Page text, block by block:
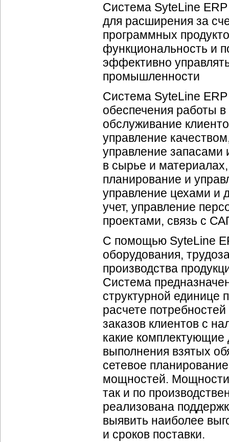
Система SyteLine ERP
для расширения за
программных
функциональность и
эффективно
промышленности
Система SyteLine
обеспечения работы
обслуживание
управление
управление запасами
в сырье и
планирование и
управление цехами и
учет, управление
проектами, связь с
С помощью SyteLine
оборудования,
производства
Система
структурной единице
расчете
заказов клиентов с
какие
выполнения взятых
сетевое
мощностей. Мощности
так и по
реализована
выявить наиболее
и сроков поставки.